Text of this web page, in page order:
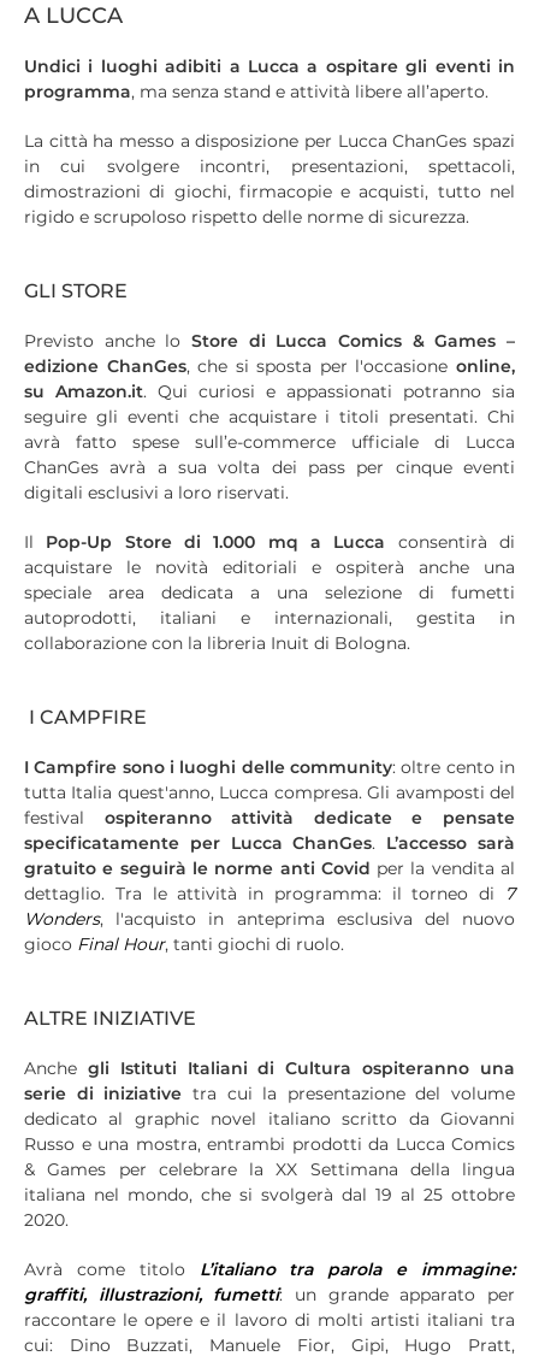
A LUCCA
Undici i luoghi adibiti a Lucca a ospitare gli eventi in
programma, ma senza stand e attività libere all’aperto.
La città ha messo a disposizione per Lucca ChanGes spazi
in cui svolgere incontri, presentazioni, spettacoli,
dimostrazioni di giochi, firmacopie e acquisti, tutto nel
rigido e scrupoloso rispetto delle norme di sicurezza.
GLI STORE
Previsto anche lo Store di Lucca Comics & Games –
edizione ChanGes, che si sposta per l'occasioneonline,
su Amazon.it. Qui curiosi e appassionati potranno sia
seguire gli eventi che acquistare i titoli presentati. Chi
avrà fatto spese sull’e-commerce ufficiale di Lucca
ChanGes avrà a sua volta dei pass per cinque eventi
digitali esclusivi a loro riservati.
Il Pop-Up Store di 1.000 mq a Lucca consentirà di
acquistare le novità editoriali e ospiterà anche una
speciale area dedicata a una selezione di fumetti
autoprodotti, italiani e internazionali, gestita in
collaborazione con la libreria Inuit di Bologna.
I CAMPFIRE
I Campfire sono i luoghi delle community: oltre cento in
tutta Italia quest'anno, Lucca compresa. Gli avamposti del
festival ospiteranno attività dedicate e pensate
specificatamente per Lucca ChanGes. L’accesso sarà
gratuito e seguirà le norme anti Covid per la vendita al
dettaglio. Tra le attività in programma: il torneo di
7
Wonders, l'acquisto in anteprima esclusiva del nuovo
gioco Final Hour, tanti giochi di ruolo.
ALTRE INIZIATIVE
Anche gli Istituti Italiani di Cultura ospiteranno una
serie di iniziative tra cui la presentazione del volume
dedicato al graphic novel italiano scritto da Giovanni
Russo e una mostra, entrambi prodotti da Lucca Comics
& Games per celebrare la XX Settimana della lingua
italiana nel mondo, che si svolgerà dal 19 al 25 ottobre
2020.
Avrà come titolo
L’italiano tra parola e immagine:
graffiti, illustrazioni, fumetti: un grande apparato per
raccontare le opere e il lavoro di molti artisti italiani tra
cui: Dino Buzzati, Manuele Fior, Gipi, Hugo Pratt,